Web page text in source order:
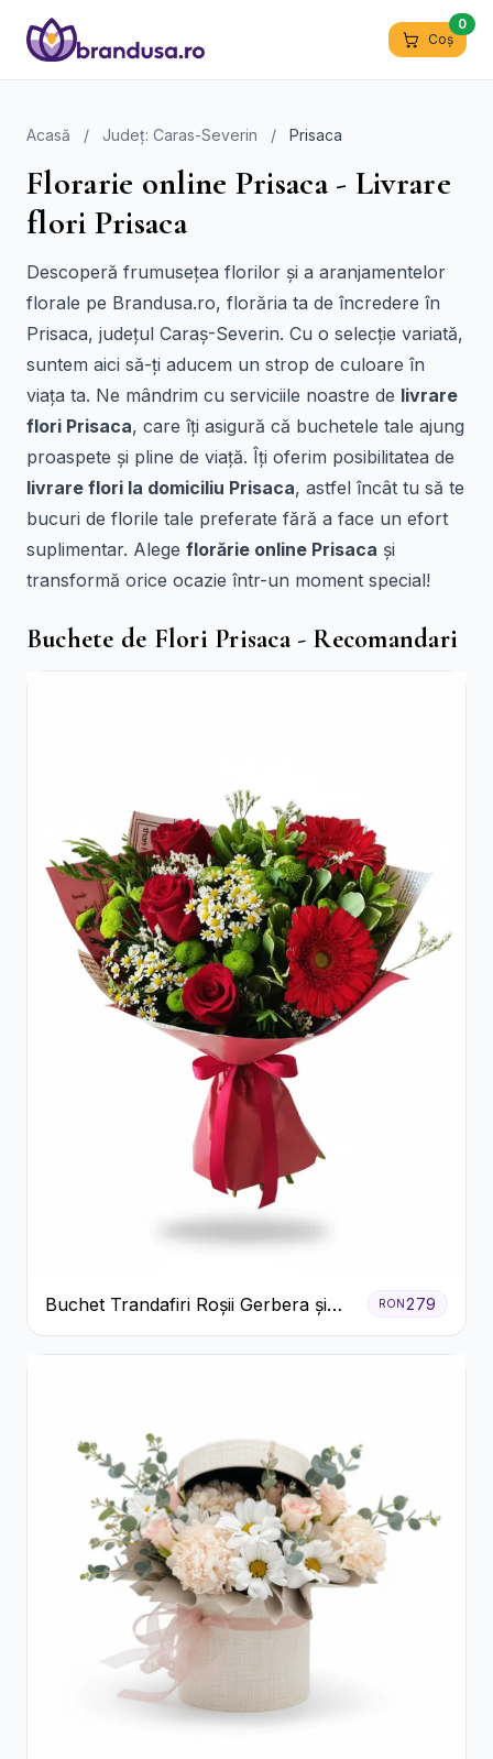
Coș
0
Acasă / Județ: Caras-Severin / Prisaca
Florarie online Prisaca - Livrare
flori Prisaca
Descoperă frumusețea florilor și a aranjamentelor
florale pe Brandusa.ro, florăria ta de încredere în
Prisaca, județul Caraș-Severin. Cu o selecție variată,
suntem aici să-ți aducem un strop de culoare în
viața ta. Ne mândrim cu serviciile noastre de livrare
flori Prisaca, care îți asigură că buchetele tale ajung
proaspete și pline de viață. Îți oferim posibilitatea de
livrare flori la domiciliu Prisaca, astfel încât tu să te
bucuri de florile tale preferate fără a face un efort
suplimentar. Alege florărie online Prisaca și
transformă orice ocazie într-un moment special!
Buchete de Flori Prisaca - Recomandari
Buchet Trandafiri Roșii Gerbera și
Verdeață
RON279